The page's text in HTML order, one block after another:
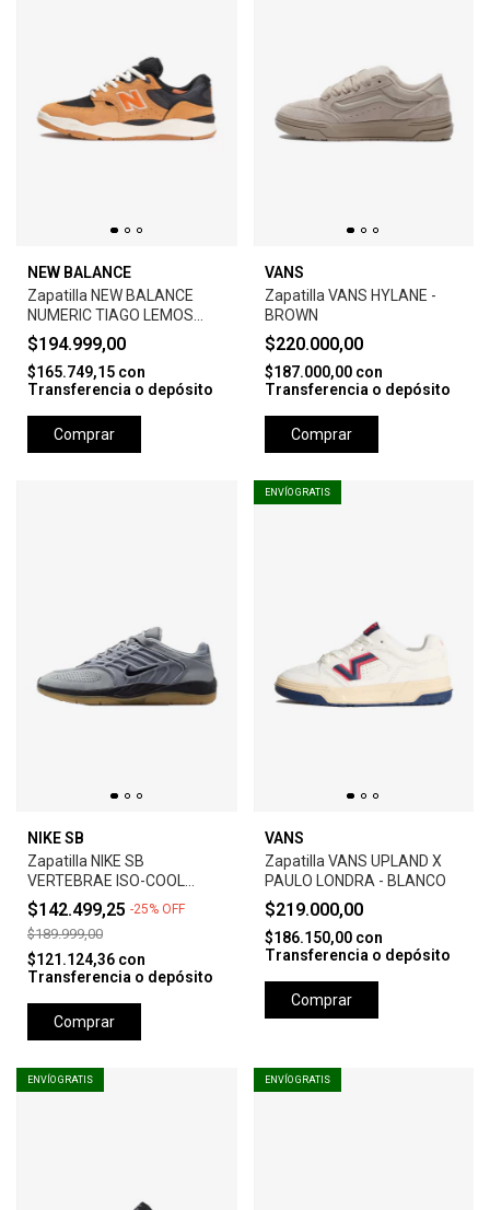
NEW BALANCE
Zapatilla NEW BALANCE
NUMERIC TIAGO LEMOS
1010 - BAKED CLAY/BLACK
$194.999,00
$165.749,15 con
Transferencia o depósito
Comprar
VANS
Zapatilla VANS HYLANE -
BROWN
$220.000,00
$187.000,00 con
Transferencia o depósito
Comprar
NIKE SB
Zapatilla NIKE SB
VERTEBRAE ISO-COOL
GREY
$142.499,25 -25% OFF
$189.999,00
$121.124,36 con
Transferencia o depósito
Comprar
ENVÍO GRATIS
VANS
Zapatilla VANS UPLAND X
PAULO LONDRA - BLANCO
$219.000,00
$186.150,00 con
Transferencia o depósito
Comprar
ENVÍO GRATIS ENVÍO GRATIS